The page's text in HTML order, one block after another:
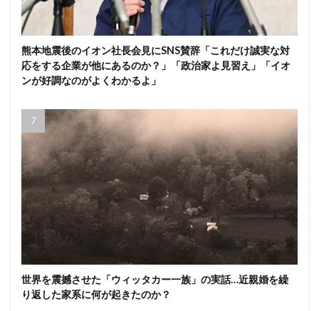
熊本地震後のイオン社長会見にSNS賛辞「これだけ誠実な対
応をする企業が他にあるのか？」「政治家よ見習え」「イオ
ンが好調なのがよくわかるよ」
世界を震撼させた「ウィッタカー一族」の実話…近親婚を繰
り返した家系に何が起きたのか？